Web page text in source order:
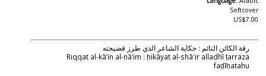
Softcover
US$7.00
رقة الكائن النائم :‏ ‏حكاية الشاعر الذي طرز فضيحته
Riqqat al-kāʼin al-nāʼim : ḥikāyat al-shāʻir alladhī ṭarraza
faḍīḥatahu